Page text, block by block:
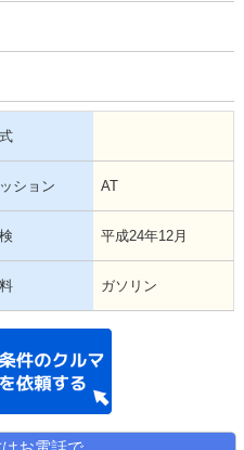
ション AT
平成24年12月
ガソリン